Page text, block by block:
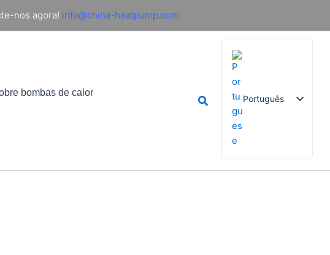
nos agora! info@china-heatpump.com
bombas de calor
PesquisarPortuguês
English